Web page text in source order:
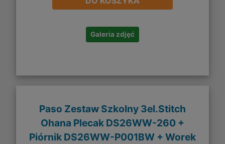
Galeria zdjęć
Paso Zestaw Szkolny 3el.Stitch
Ohana Plecak DS26WW-260 +
Piórnik DS26WW-P001BW + Worek